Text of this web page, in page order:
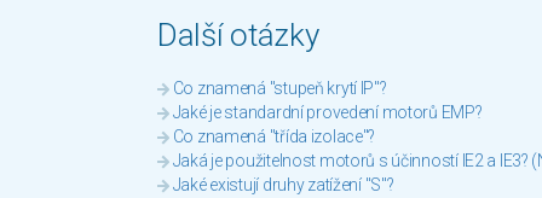
Další otázky
Co znamená "stupeň krytí IP"?
Jaké je standardní provedení motorů EMP?
Co znamená "třída izolace"?
Jaká je použitelnost motorů s účinností IE2 a IE3?
Jaké existují druhy zatížení "S"?